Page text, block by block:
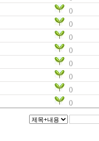
()
()
()
()
()
()
()
()